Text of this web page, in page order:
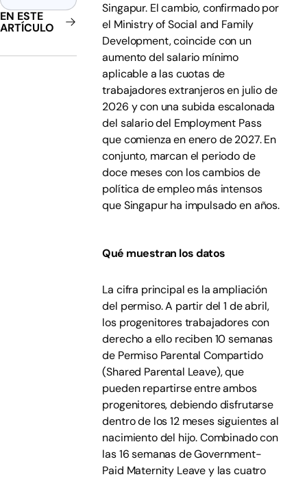
EN ESTE
ARTÍCULO
Singapur. El cambio, confirmado por
el Ministry of Social and Family
Development, coincide con un
aumento del salario mínimo
aplicable a las cuotas de
trabajadores extranjeros en julio de
2026 y con una subida escalonada
del salario del Employment Pass
que comienza en enero de 2027. En
conjunto, marcan el periodo de
doce meses con los cambios de
política de empleo más intensos
que Singapur ha impulsado en años.
Qué muestran los datos
La cifra principal es la ampliación
del permiso. A partir del 1 de abril,
los progenitores trabajadores con
derecho a ello reciben 10 semanas
de Permiso Parental Compartido
(Shared Parental Leave), que
pueden repartirse entre ambos
progenitores, debiendo disfrutarse
dentro de los 12 meses siguientes al
nacimiento del hijo. Combinado con
las 16 semanas de Government-
Paid Maternity Leave y las cuatro